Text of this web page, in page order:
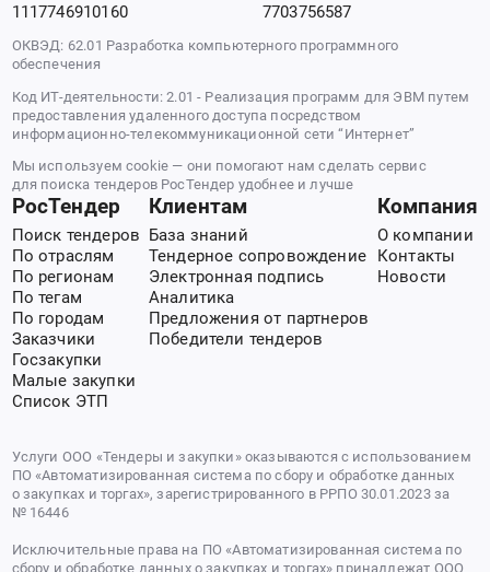
1117746910160
7703756587
ОКВЭД: 62.01 Разработка компьютерного программного
обеспечения
Код ИТ-деятельности: 2.01 - Реализация программ для ЭВМ путем
предоставления удаленного доступа посредством
информационно-телекоммуникационной сети “Интернет”
Мы используем cookie — они помогают нам сделать сервис
для поиска тендеров РосТендер удобнее и лучше
РосТендер
Поиск тендеров
По отраслям
По регионам
По тегам
По городам
Заказчики
Госзакупки
Малые закупки
Список ЭТП
Клиентам
База знаний
Тендерное сопровождение
Электронная подпись
Аналитика
Предложения от партнеров
Победители тендеров
Компания
О компании
Контакты
Новости
Услуги ООО «Тендеры и закупки» оказываются с использованием
ПО «Автоматизированная система по сбору и обработке данных
о закупках и торгах», зарегистрированного в РРПО 30.01.2023 за
№ 16446
Исключительные права на ПО «Автоматизированная система по
сбору и обработке данных о закупках и торгах» принадлежат ООО